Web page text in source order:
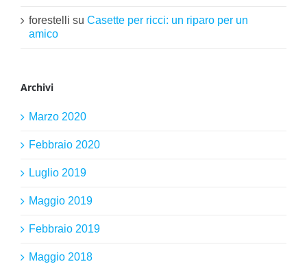
forestelli su Casette per ricci: un riparo per un
amico
Archivi
Marzo 2020
Febbraio 2020
Luglio 2019
Maggio 2019
Febbraio 2019
Maggio 2018